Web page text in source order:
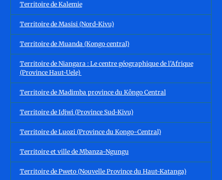
Territoire de Kalemie
Territoire de Masisi (Nord-Kivu)
Territoire de Muanda (Kongo central)
Territoire de Niangara : Le centre géographique de l'Afrique
(Province Haut-Uele)
Territoire de Madimba province du Kôngo Central
Territoire de Idjwi (Province Sud-Kivu)
Territoire de Luozi (Province du Kongo-Central)
Territoire et ville de Mbanza-Ngungu
Territoire de Pweto (Nouvelle Province du Haut-Katanga)